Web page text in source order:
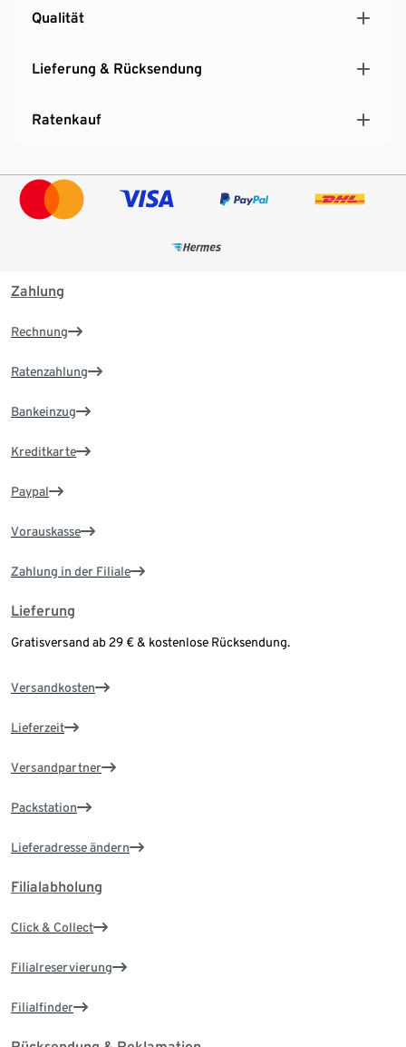
Qualität
Lieferung & Rücksendung
Ratenkauf
Zahlung
Rechnung
Ratenzahlung
Bankeinzug
Kreditkarte
Paypal
Vorauskasse
Zahlung in der Filiale
Lieferung
Gratisversand ab 29 € & kostenlose Rücksendung.
Versandkosten
Lieferzeit
Versandpartner
Packstation
Lieferadresse ändern
Filialabholung
Click & Collect
Filialreservierung
Filialfinder